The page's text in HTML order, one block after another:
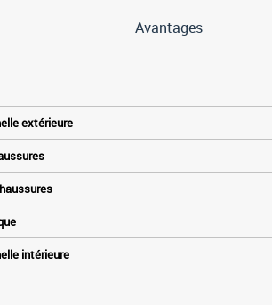
Avantages
extérieure
intérieure